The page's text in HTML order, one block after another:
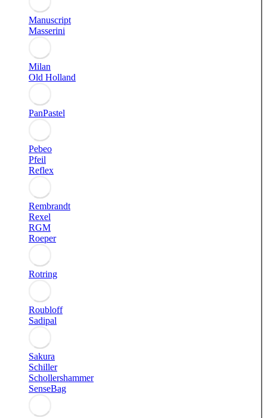
Manuscript
Masserini
Milan
Old Holland
PanPastel
Pebeo
Pfeil
Reflex
Rembrandt
Rexel
RGM
Roeper
Rotring
Roubloff
Sadipal
Sakura
Schiller
Schollershammer
SenseBag